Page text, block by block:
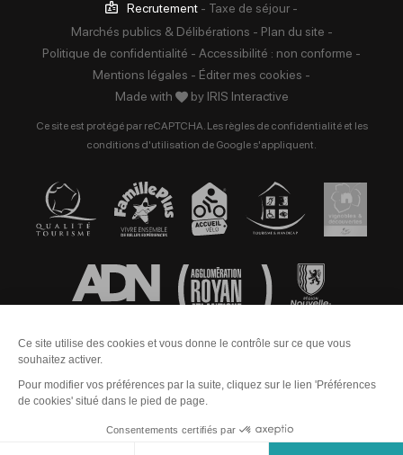
Recrutement - Taxe de séjour -
Marchés publics & Délibérations - Plan du site -
Politique de confidentialité - Accessibilité : non conforme -
Mentions légales - Éditer mes cookies -
Made with
by IRIS Interactive
Ce site est protégé par reCAPTCHA. Les règles de confidentialitéet les
conditions d'utilisation de Google s'appliquent.